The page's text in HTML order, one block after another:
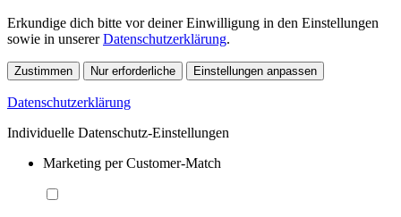
Erkundige dich bitte vor deiner Einwilligung in den Einstellungen
sowie in unsererDatenschutzerklärung.
Zustimmen Nur erforderliche Einstellungen anpassen
Datenschutzerklärung
Individuelle Datenschutz-Einstellungen
Marketing per Customer-Match